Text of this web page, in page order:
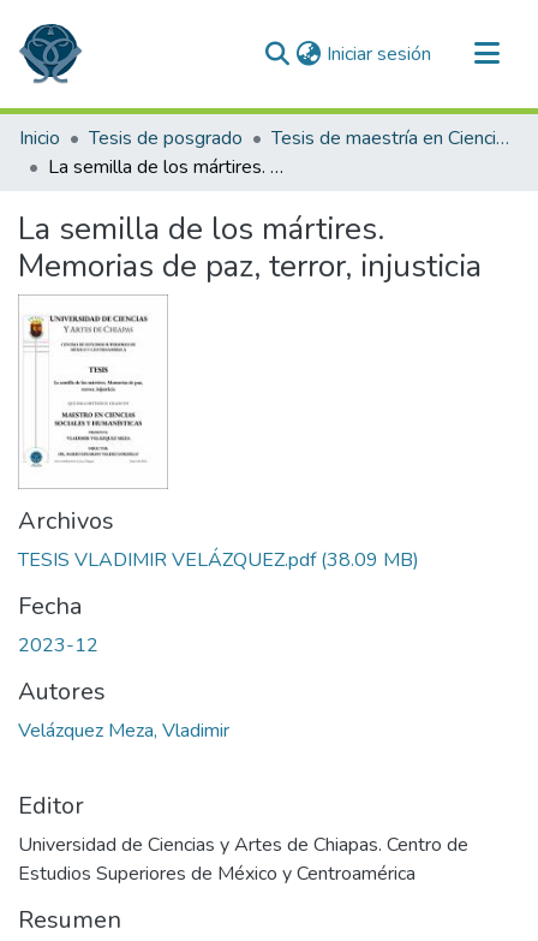
Iniciar sesión (current)
Comunidades
Todo DSpace
Inicio Tesis de posgrado
Tesis de maestría en Ciencias Sociales y Humanísticas
La semilla de los mártires. Memorias de paz, terror, injusticia
La semilla de los mártires.
Memorias de paz, terror, injusticia
Archivos
TESIS VLADIMIR VELÁZQUEZ.pdf(38.09 MB)
Fecha
2023-12
Autores
Velázquez Meza, Vladimir
Editor
Universidad de Ciencias y Artes de Chiapas. Centro de
Estudios Superiores de México y Centroamérica
Resumen